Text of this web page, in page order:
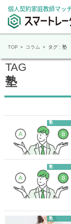
個人契約家庭教師マッ
TOP コラム タグ : 塾
TAG
塾
塾
塾
塾